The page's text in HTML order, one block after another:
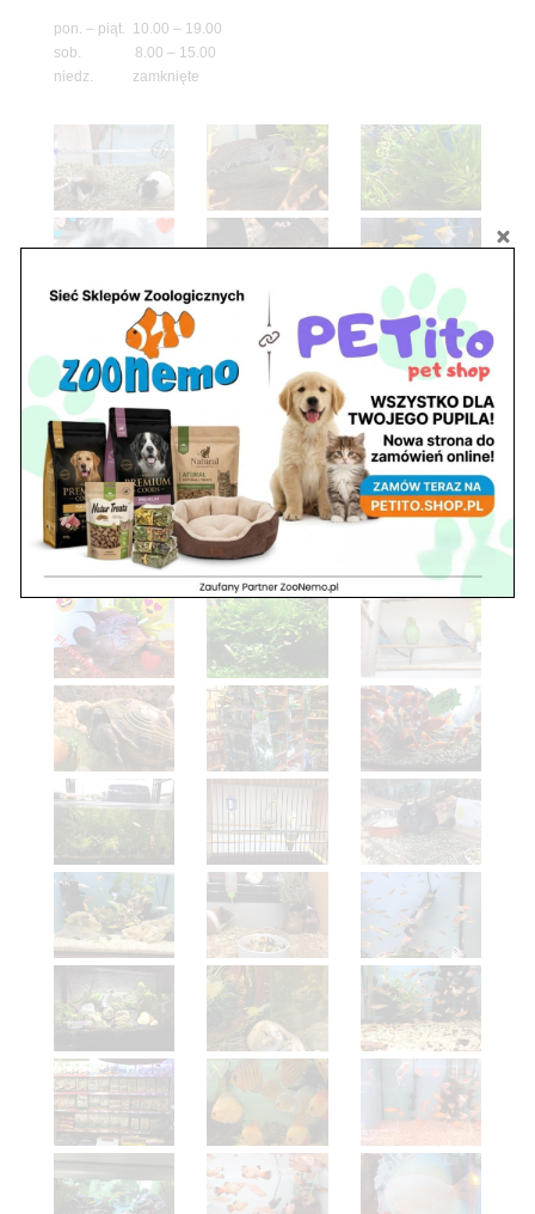
pon. – piąt. 10.00 – 19.00
sob. 8.00 – 15.00
niedz. zamknięte